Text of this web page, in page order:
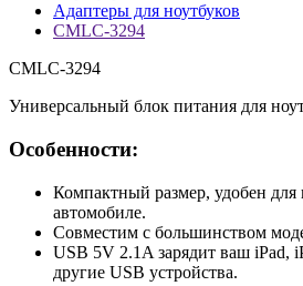
Адаптеры для ноутбуков
CMLC-3294
CMLC-3294
Универсальный блок питания для
Особенности:
Компактный размер, удобен для
автомобиле.
Совместим с большинством
USB 5V 2.1A зарядит ваш iPad,
другие USB устройства.